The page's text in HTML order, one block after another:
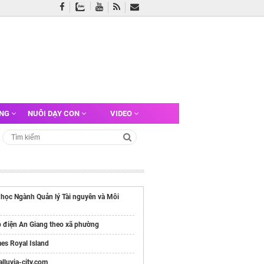
NUÔI DẠY CON VIDEO
Ngành Quản lý Tài nguyên và Môi
điện An Giang theo xã phường
Royal Island
city.com